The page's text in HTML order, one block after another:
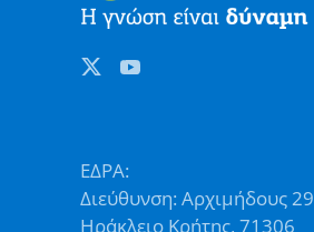
ΕΔΡΑ:
Διεύθυνση: Αρχιμήδους 29
Ηράκλειο Κρήτης, 71306